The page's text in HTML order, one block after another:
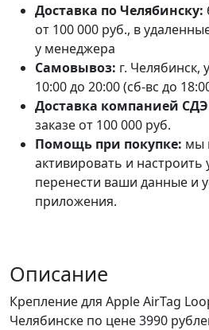
Доставка по Челябинску:
от 100 000 руб., в
у менеджера
Самовывоз: г. Челябинск,
10:00 до 20:00 (сб-вс до
Доставка компанией
заказе от 100 000 руб.
Помощь при покупке: мы
активировать и настроить
перенести ваши данные и
приложения.
Описание
Крепление для Apple AirTag
Челябинске по цене 3990